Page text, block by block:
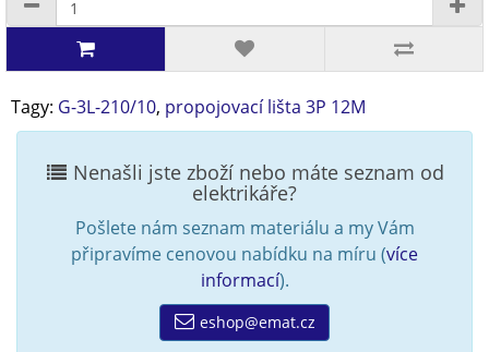
Tagy: G-3L-210/10, propojovací lišta 3P 12M
Nenašli jste zboží nebo máte seznam od
elektrikáře?
Pošlete nám seznam materiálu a my Vám
připravíme cenovou nabídku na míru (více
informací).
eshop@emat.cz